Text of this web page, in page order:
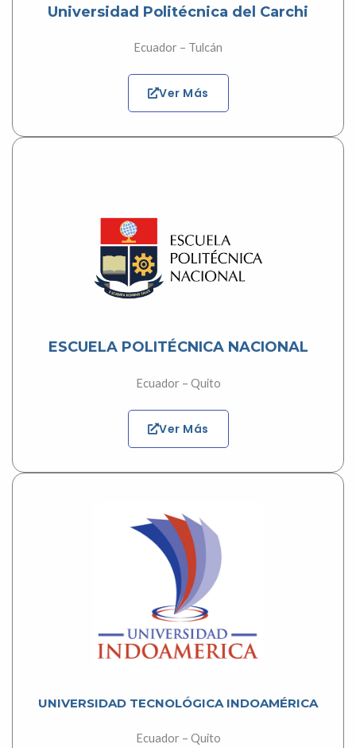
Universidad Politécnica del Carchi
Ecuador – Tulcán
Ver Más
ESCUELA POLITÉCNICA NACIONAL
Ecuador – Quito
Ver Más
UNIVERSIDAD TECNOLÓGICA INDOAMÉRICA
Ecuador – Quito